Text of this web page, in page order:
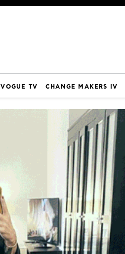
VOGUE TV CHANGE MAKERS IV